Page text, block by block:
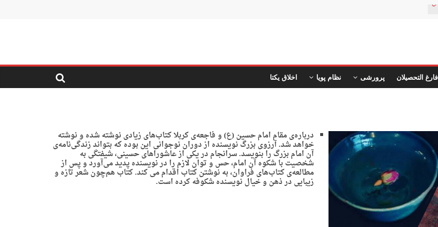
فارغ التحصیلان پرورشی نظام پویا اخلاق یکتا
درباره‌ی مقام امام حسین (ع) و فاجعه‌ی کربلا کتاب‌های زیادی نوشته شده و نوشته
خواهد شد. آرزوی بزرگ نویسنده از دوران نوجوانی این بوده که بتواند زندگی‌نامه‌ی
آن امام بزرگ را بنویسد. سرانجام در یکی از عاشوراهای حسینی، شیفتگی به
شخصیت با شکوه آن امام، حس و توان لازم را در نویسنده پدید می‌آورد و پس از
مطالعه‌ی کتاب‌های فراوان، به نوشتن کتاب اقدام می کند. کتاب هم‌چون شعر تازه و
زیبایی در ذهن و خیال نویسنده شکوفه کرده است.